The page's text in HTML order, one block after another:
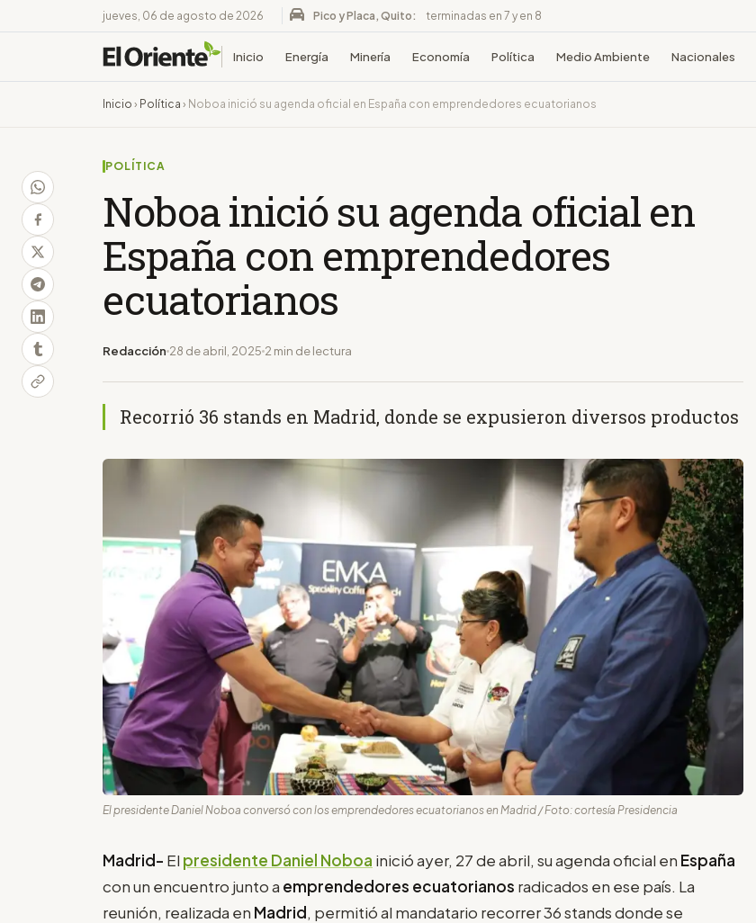
jueves, 06 de agosto de 2026 Pico y Placa, Quito: terminadas en 7 y en 8
Inicio Energía Minería Economía Política Medio Ambiente Nacionales
Inicio › Política › Noboa inició su agenda oficial en España con emprendedores ecuatorianos
POLÍTICA
Noboa inició su agenda oficial en
España con emprendedores
ecuatorianos
Redacción 28 de abril, 2025 2 min de lectura
Recorrió 36 stands en Madrid, donde se expusieron diversos productos
El presidente Daniel Noboa conversó con los emprendedores ecuatorianos en Madrid / Foto: cortesía Presidencia
Madrid- El presidente Daniel Noboa inició ayer, 27 de abril, su agenda oficial en España
con un encuentro junto a emprendedores ecuatorianos radicados en ese país. La
reunión, realizada en Madrid, permitió al mandatario recorrer 36 stands donde se